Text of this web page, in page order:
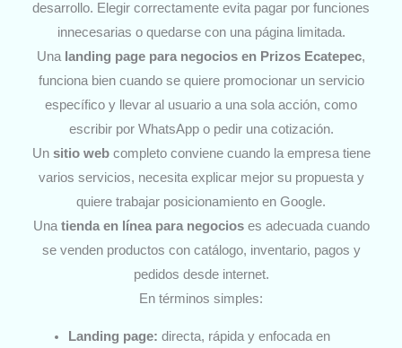
desarrollo. Elegir correctamente evita pagar por funciones
innecesarias o quedarse con una página limitada.
Una landing page para negocios en Prizos Ecatepec,
funciona bien cuando se quiere promocionar un servicio
específico y llevar al usuario a una sola acción, como
escribir por WhatsApp o pedir una cotización.
Un sitio webcompleto conviene cuando la empresa tiene
varios servicios, necesita explicar mejor su propuesta y
quiere trabajar posicionamiento en Google.
Una tienda en línea para negocioses adecuada cuando
se venden productos con catálogo, inventario, pagos y
pedidos desde internet.
En términos simples:
Landing page: directa, rápida y enfocada en